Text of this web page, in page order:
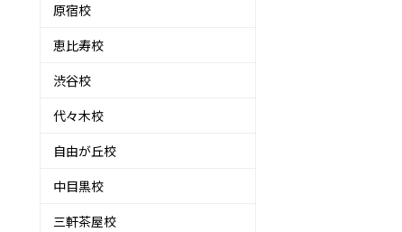
原宿校
恵比寿校
渋谷校
代々木校
自由が丘校
中目黒校
三軒茶屋校